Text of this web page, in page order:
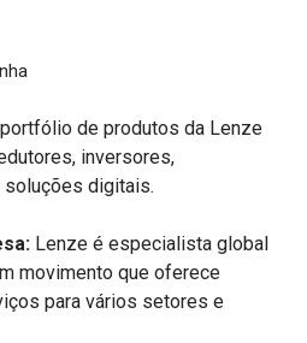
de produtos da Lenze
inversores,
digitais.
Lenze é especialista global
movimento que oferece
para vários setores e